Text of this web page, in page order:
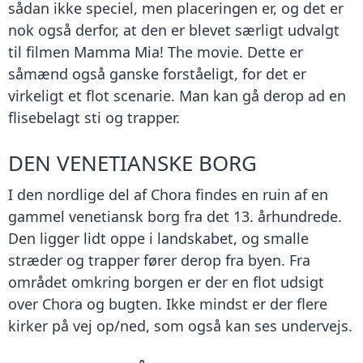
sådan ikke speciel, men placeringen er, og det er
nok også derfor, at den er blevet særligt udvalgt
til filmen Mamma Mia! The movie. Dette er
såmænd også ganske forståeligt, for det er
virkeligt et flot scenarie. Man kan gå derop ad en
flisebelagt sti og trapper.
DEN VENETIANSKE BORG
I den nordlige del af Chora findes en ruin af en
gammel venetiansk borg fra det 13. århundrede.
Den ligger lidt oppe i landskabet, og smalle
stræder og trapper fører derop fra byen. Fra
området omkring borgen er der en flot udsigt
over Chora og bugten. Ikke mindst er der flere
kirker på vej op/ned, som også kan ses undervejs.